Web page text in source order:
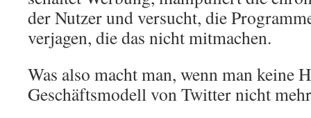
der Nutzer und versucht, die
verjagen, die das nicht mitmachen.
Was also macht man, wenn man keine
Geschäftsmodell von Twitter nicht